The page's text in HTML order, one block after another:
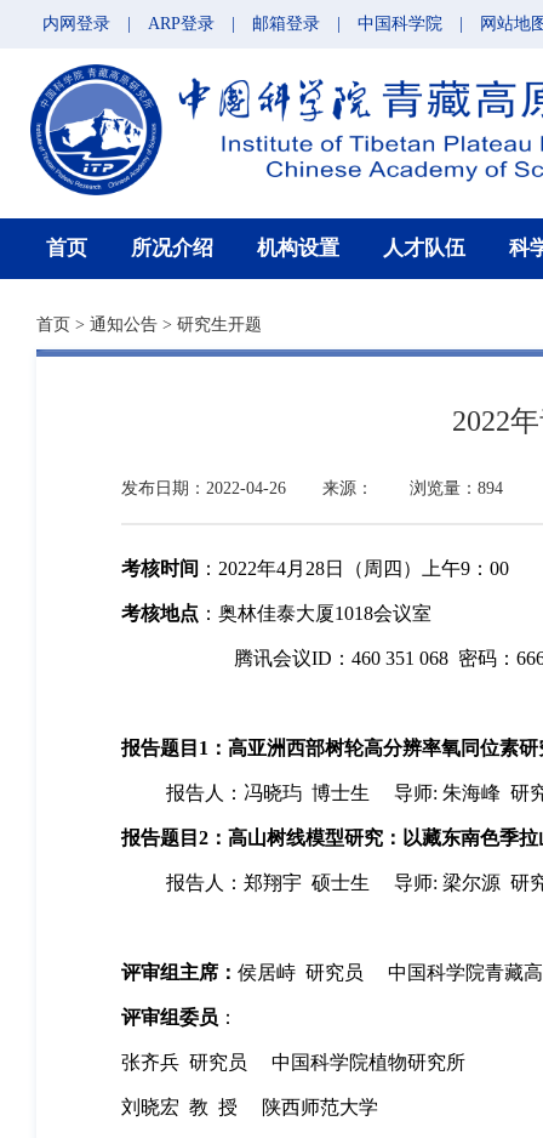
内网登录 ARP登录 邮箱登录 中国科学院 网站地
首页 所况介绍 机构设置 人才队伍 科
首页 > 通知公告 > 研究生开题
2022
发布日期：2022-04-26 来源： 浏览量：894
考核时间 ： 2022年4月 28日（周四）上午9 ： 00
考核地点 ：奥林佳泰大厦1018会议室
腾讯会议ID ：460 351 068 密码：
报告题目 1 ：高亚洲西部树轮高分辨率氧同位素研
报告人：冯晓玙 博士生 导师:朱海峰 研
报告题目 2 ：高山树线模型研究：以藏东南色季
报告人：郑翔宇 硕士生 导师:梁尔源 研
评审组主席： 侯居峙 研究员 中国科学院青藏
评审组委员 ：
张齐兵 研究员 中国科学院植物研究所
刘晓宏 教 授 陕西师范大学